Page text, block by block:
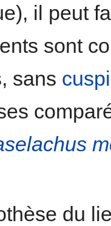
il peut
sont
sans
du